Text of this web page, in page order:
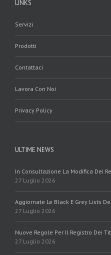
LINKS
Servizi
Prodotti
Contattaci
Lavora Con Noi
Privacy Policy
ULTIME NEWS
In Consultazione La Modifica Dei
27 Luglio 2026
Aggiornate Le Black E Grey Lists Del
27 Luglio 2026
Nuove Regole Per Il Registro Dei
27 Luglio 2026